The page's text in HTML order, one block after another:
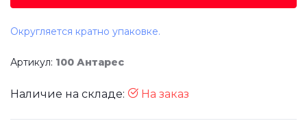
Округляется кратно упаковке.
Артикул: 100 Антарес
Наличие на складе: На заказ